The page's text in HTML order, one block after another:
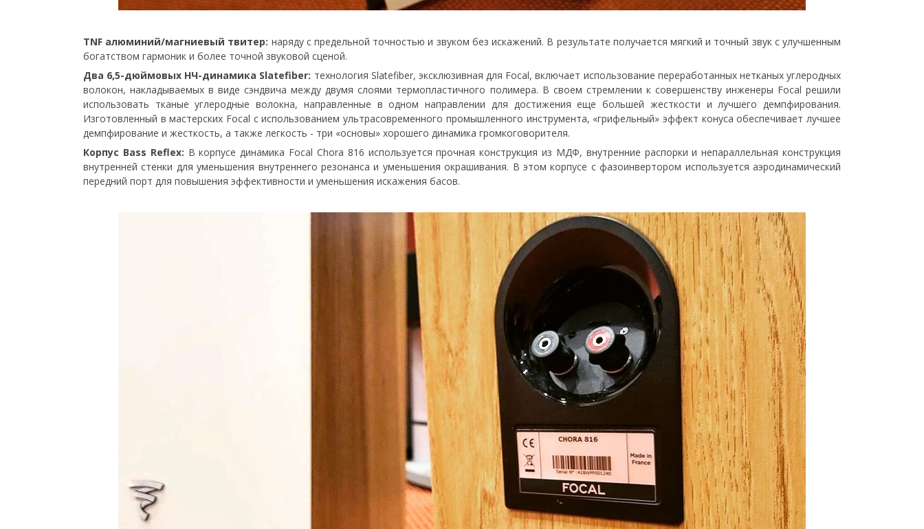
TNF алюминий/магниевый твитер: наряду с предельной точностью и звуком без искажений. В результате получается мягкий и точный звук с улучшенным
богатством гармоник и более точной звуковой сценой.
Два 6,5-дюймовых НЧ-динамика Slatefiber: технология Slatefiber, эксклюзивная для Focal, включает использование переработанных нетканых углеродных
волокон, накладываемых в виде сэндвича между двумя слоями термопластичного полимера. В своем стремлении к совершенству инженеры Focal решили
использовать тканые углеродные волокна, направленные в одном направлении для достижения еще большей жесткости и лучшего демпфирования.
Изготовленный в мастерских Focal с использованием ультрасовременного промышленного инструмента, «грифельный» эффект конуса обеспечивает лучшее
демпфирование и жесткость, а также легкость - три «основы» хорошего динамика громкоговорителя.
Корпус Bass Reflex: В корпусе динамика Focal Chora 816 используется прочная конструкция из МДФ, внутренние распорки и непараллельная конструкция
внутренней стенки для уменьшения внутреннего резонанса и уменьшения окрашивания. В этом корпусе с фазоинвертором используется аэродинамический
передний порт для повышения эффективности и уменьшения искажения басов.